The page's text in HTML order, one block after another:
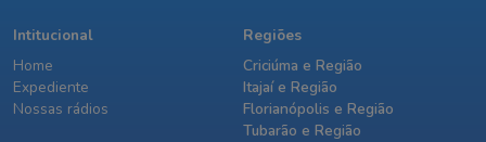
Intitucional
Home
Expediente
Nossas rádios
Regiões
Criciúma e Região
Itajaí e Região
Florianópolis e Região
Tubarão e Região